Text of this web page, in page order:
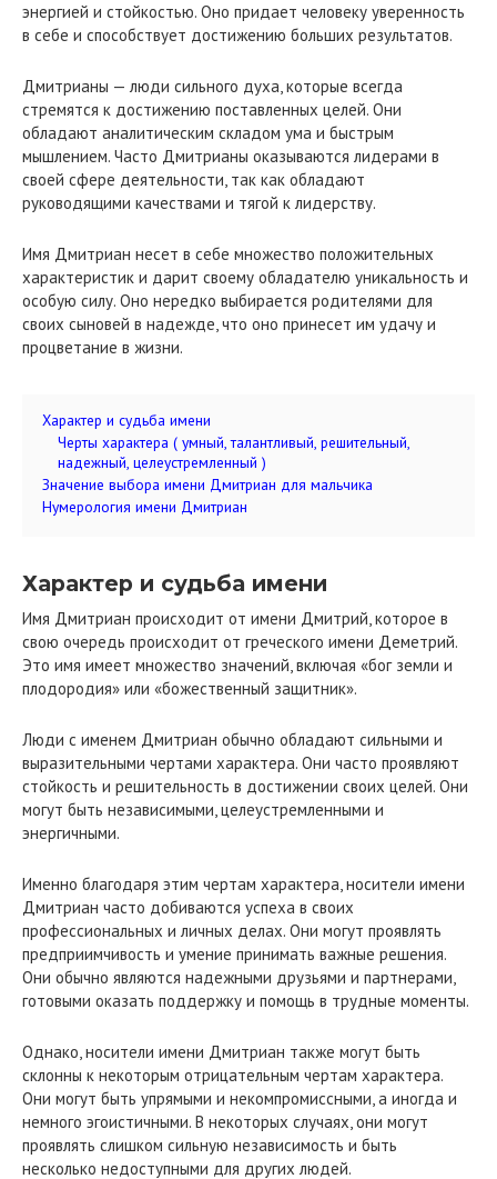
энергией и стойкостью. Оно придает человеку уверенность
в себе и способствует достижению больших результатов.
Дмитрианы — люди сильного духа, которые всегда
стремятся к достижению поставленных целей. Они
обладают аналитическим складом ума и быстрым
мышлением. Часто Дмитрианы оказываются лидерами в
своей сфере деятельности, так как обладают
руководящими качествами и тягой к лидерству.
Имя Дмитриан несет в себе множество положительных
характеристик и дарит своему обладателю уникальность и
особую силу. Оно нередко выбирается родителями для
своих сыновей в надежде, что оно принесет им удачу и
процветание в жизни.
Характер и судьба имени
Черты характера ( умный, талантливый, решительный,
надежный, целеустремленный )
Значение выбора имени Дмитриан для мальчика
Нумерология имени Дмитриан
Характер и судьба имени
Имя Дмитриан происходит от имени Дмитрий, которое в
свою очередь происходит от греческого имени Деметрий.
Это имя имеет множество значений, включая «бог земли и
плодородия» или «божественный защитник».
Люди с именем Дмитриан обычно обладают сильными и
выразительными чертами характера. Они часто проявляют
стойкость и решительность в достижении своих целей. Они
могут быть независимыми, целеустремленными и
энергичными.
Именно благодаря этим чертам характера, носители имени
Дмитриан часто добиваются успеха в своих
профессиональных и личных делах. Они могут проявлять
предприимчивость и умение принимать важные решения.
Они обычно являются надежными друзьями и партнерами,
готовыми оказать поддержку и помощь в трудные моменты.
Однако, носители имени Дмитриан также могут быть
склонны к некоторым отрицательным чертам характера.
Они могут быть упрямыми и некомпромиссными, а иногда и
немного эгоистичными. В некоторых случаях, они могут
проявлять слишком сильную независимость и быть
несколько недоступными для других людей.